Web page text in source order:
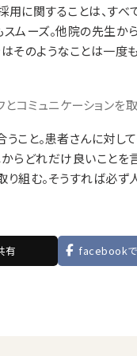
に関することは、すべ
ムーズ。他院の先生か
そのようなことは一度
とコミュニケーションを
こと。患者さんに対し
からどれだけ良いこと
り組む。そうすれば必ず
有 facebook